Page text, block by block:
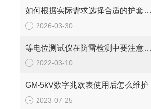
如何根据实际需求选择合适的护套式电加热器
2026-03-30
等电位测试仪在防雷检测中要注意的事项
2022-03-10
GM-5kV数字兆欧表使用后怎么维护
2023-07-25